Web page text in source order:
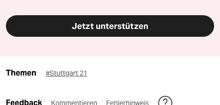
Jetzt unterstützen
Themen #Stuttgart 21
Feedback Kommentieren Fehlerhinweis